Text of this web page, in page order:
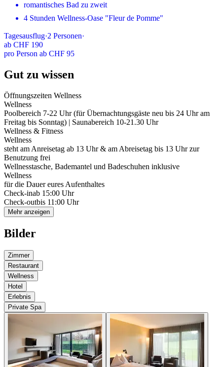
romantisches Bad zu zweit
4 Stunden Wellness-Oase "Fleur de Pomme"
Tagesausflug·2 Personen·
ab CHF 190
pro Person ab CHF 95
Gut zu wissen
Öffnungszeiten Wellness
Wellness
Poolbereich 7-22 Uhr (für Übernachtungsgäste neu bis 24 Uhr am
Freitag bis Sonntag) | Saunabereich 10-21.30 Uhr
Wellness & Fitness
Wellness
steht am Anreisetag ab 13 Uhr & am Abreisetag bis 13 Uhr zur
Benutzung frei
Wellnesstasche, Bademantel und Badeschuhen inklusive
Wellness
für die Dauer eures Aufenthaltes
Check-inab 15:00 Uhr
Check-outbis 11:00 Uhr
Mehr anzeigen
Bilder
Zimmer
Restaurant
Wellness
Hotel
Erlebnis
Private Spa